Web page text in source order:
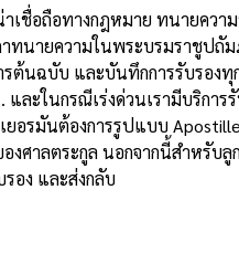
าเชื่อถือทางกฎหมาย ทนายคว
นายความในพระบรมราชูปถั
นฉบับ และบันทึกการรับรองทุ
ะในกรณีเร่งด่วนเรามีบริการ
อรมันต้องการรูปแบบ
าลตระกูล นอกจากนี้สำหรับลู
อง และส่งกลับ